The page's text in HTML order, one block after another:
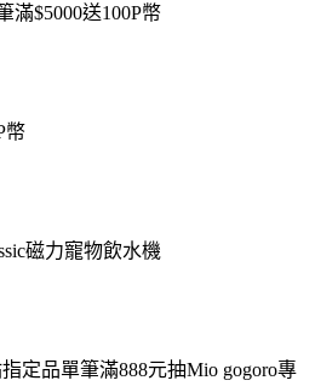
滿$5000送100P幣
幣
磁力寵物飲水機
指定品單筆滿888元抽Mio gogoro專